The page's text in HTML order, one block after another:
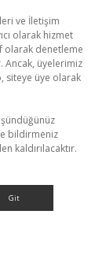
ve İletişim
olarak hizmet
olarak denetleme
Ancak, üyelerimiz
siteye üye olarak
bildirmeniz
kaldırılacaktır.